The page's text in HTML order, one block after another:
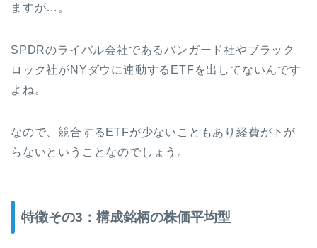
ますが…。
SPDRのライバル会社であるバンガード社やブラック
ロック社がNYダウに連動するETFを出してないんです
よね。
なので、競合するETFが少ないこともあり経費が下が
らないということなのでしょう。
特徴その3：構成銘柄の株価平均型